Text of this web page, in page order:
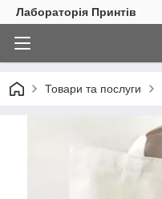
Лабораторія Принтів
Товари та послуги